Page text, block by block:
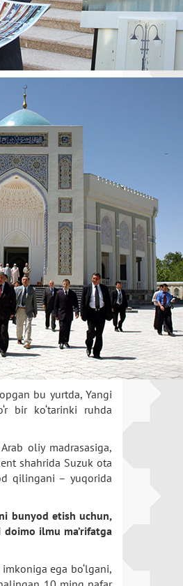
bu yurtda, Yangi
bir ko‘tarinki ruhda
oliy madrasasiga,
shahrida Suzuk ota
qilingani – yuqorida
bunyod etish uchun,
ilmu ma’rifatga
ega bo‘lgani,